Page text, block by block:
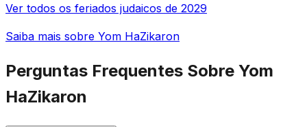
Ver todos os feriados judaicos de 2029
Saiba mais sobre Yom HaZikaron
Perguntas Frequentes Sobre Yom
HaZikaron